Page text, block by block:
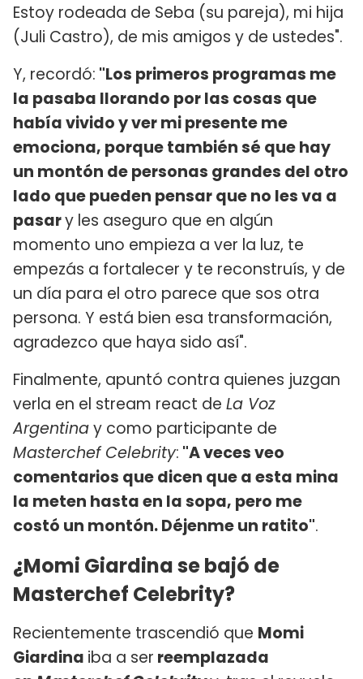
Estoy rodeada de Seba (su pareja), mi hija
(Juli Castro), de mis amigos y de ustedes".
Y, recordó: "Los primeros programas me
la pasaba llorando por las cosas que
había vivido y ver mi presente me
emociona, porque también sé que hay
un montón de personas grandes del otro
lado que pueden pensar que no les va a
pasary les aseguro que en algún
momento uno empieza a ver la luz, te
empezás a fortalecer y te reconstruís, y de
un día para el otro parece que sos otra
persona. Y está bien esa transformación,
agradezco que haya sido así".
Finalmente, apuntó contra quienes juzgan
verla en el stream react de La Voz
Argentinay como participante de
Masterchef Celebrity: "A veces veo
comentarios que dicen que a esta mina
la meten hasta en la sopa, pero me
costó un montón. Déjenme un ratito".
¿Momi Giardina se bajó de
Masterchef Celebrity?
Recientemente trascendió que Momi
Giardina iba a ser reemplazada